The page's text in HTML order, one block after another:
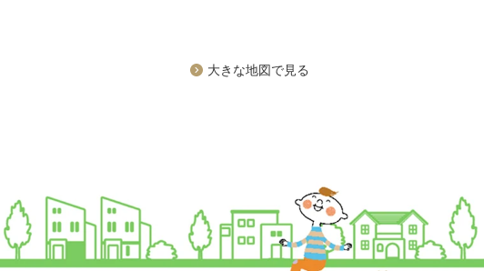
大きな地図で見る